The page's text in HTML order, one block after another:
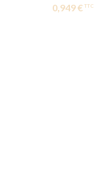
0,949 €